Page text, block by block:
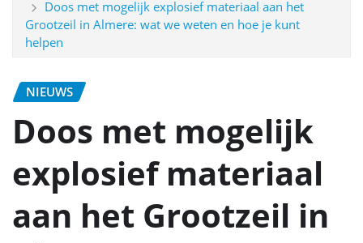
Doos met mogelijk explosief materiaal aan het
Grootzeil in Almere: wat we weten en hoe je kunt
helpen
NIEUWS
Doos met mogelijk
explosief materiaal
aan het Grootzeil in